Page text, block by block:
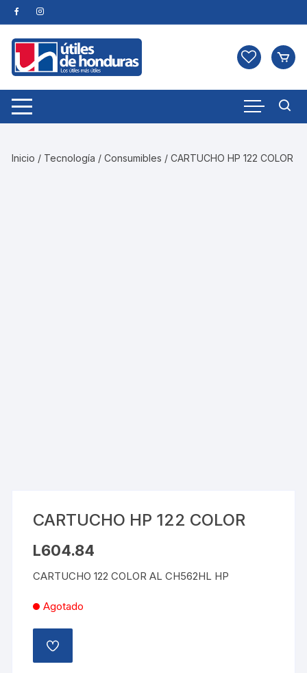
Skip
to
content
Inicio / Tecnología /Consumibles / CARTUCHO HP 122 COLOR
CARTUCHO HP 122 COLOR
L604.84
CARTUCHO 122 COLOR AL CH562HL HP
Agotado
AÑADIR
A